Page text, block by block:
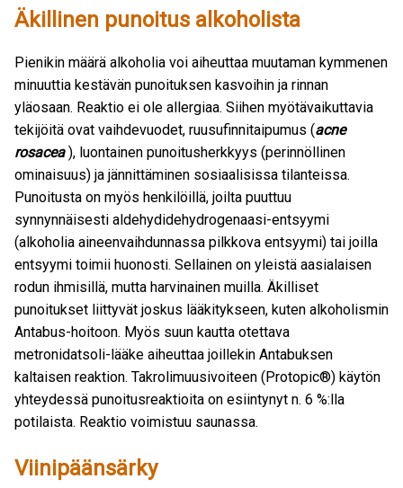
Äkillinen punoitus alkoholista
Pienikin määrä alkoholia voi aiheuttaa muutaman kymmenen
minuuttia kestävän punoituksen kasvoihin ja rinnan
yläosaan. Reaktio ei ole allergiaa. Siihen myötävaikuttavia
tekijöitä ovat vaihdevuodet, ruusufinnitaipumus (acne
rosacea), luontainen punoitusherkkyys (perinnöllinen
ominaisuus) ja jännittäminen sosiaalisissa tilanteissa.
Punoitusta on myös henkilöillä, joilta puuttuu
synnynnäisesti aldehydidehydrogenaasi-entsyymi
(alkoholia aineenvaihdunnassa pilkkova entsyymi) tai joilla
entsyymi toimii huonosti. Sellainen on yleistä aasialaisen
rodun ihmisillä, mutta harvinainen muilla. Äkilliset
punoitukset liittyvät joskus lääkitykseen, kuten alkoholismin
Antabus-hoitoon. Myös suun kautta otettava
metronidatsoli-lääke aiheuttaa joillekin Antabuksen
kaltaisen reaktion. Takrolimuusivoiteen (Protopic®) käytön
yhteydessä punoitusreaktioita on esiintynyt n. 6 %:lla
potilaista. Reaktio voimistuu saunassa.
Viinipäänsärky